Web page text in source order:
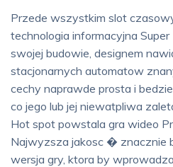
Przede wszystkim slot
technologia informacyjna
swojej budowie, designem
stacjonarnych automatow
cechy naprawde prosta i
co jego lub jej niewatpliwa
Hot spot powstala gra wideo
Najwyzsza jakosc � znacznie
wersja gry, ktora by